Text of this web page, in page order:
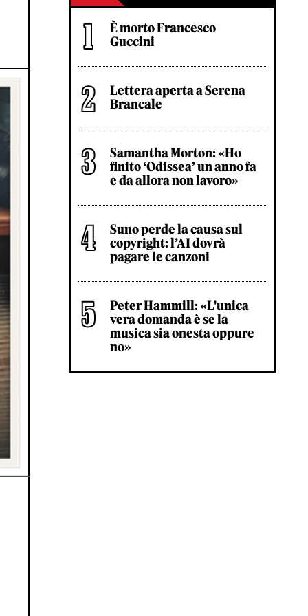
È morto Francesco
Guccini
Lettera aperta a Serena
Brancale
Samantha Morton: «Ho
finito ‘Odissea’ un anno fa
e da allora non lavoro»
Suno perde la causa sul
copyright: l’AI dovrà
pagare le canzoni
Peter Hammill: «L'unica
vera domanda è se la
musica sia onesta oppure
no»